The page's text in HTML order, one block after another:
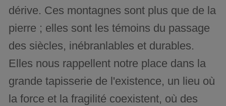
dérive. Ces montagnes sont plus que de la
pierre ; elles sont les témoins du passage
des siècles, inébranlables et durables.
Elles nous rappellent notre place dans la
grande tapisserie de l'existence, un lieu où
la force et la fragilité coexistent, où des